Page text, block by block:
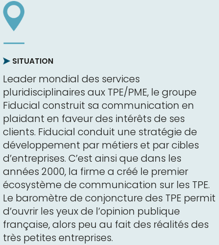
SITUATION
Leader mondial des services
pluridisciplinaires aux TPE/PME, le groupe
Fiducial construit sa communication en
plaidant en faveur des intérêts de ses
clients. Fiducial conduit une stratégie de
développement par métiers et par cibles
d’entreprises. C’est ainsi que dans les
années 2000, la firme a créé le premier
écosystème de communication sur les TPE.
Le baromètre de conjoncture des TPE permit
d’ouvrir les yeux de l’opinion publique
française, alors peu au fait des réalités des
très petites entreprises.